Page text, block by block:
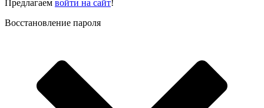
Предлагаем войти на сайт!
Восстановление пароля